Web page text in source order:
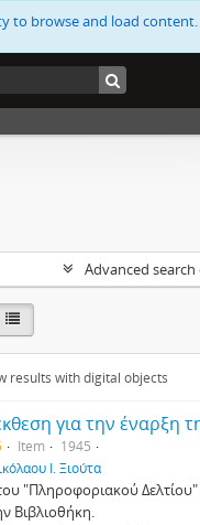
to browse and load content.
Advanced
results with digital objects
Item
1945
Ι. Ξιούτα
"Πληροφοριακού
Βιβλιοθήκη.